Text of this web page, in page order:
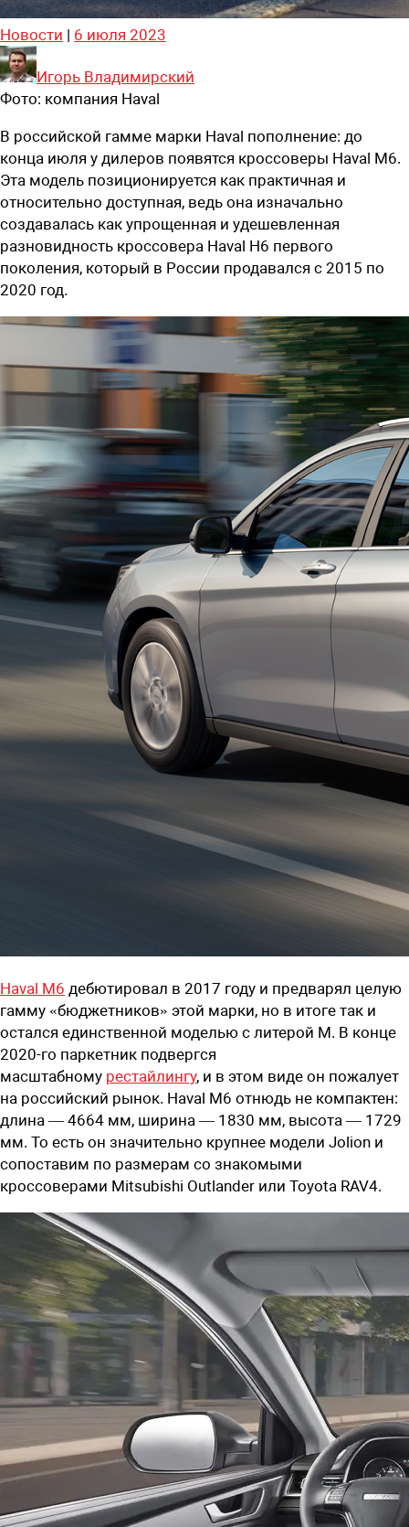
Новости | 6 июля 2023
Игорь Владимирский
Фото: компания Haval
В российской гамме марки Haval пополнение: до
конца июля у дилеров появятся кроссоверы Haval M6.
Эта модель позиционируется как практичная и
относительно доступная, ведь она изначально
создавалась как упрощенная и удешевленная
разновидность кроссовера Haval H6 первого
поколения, который в России продавался с 2015 по
2020 год.
Haval M6 дебютировал в 2017 году и предварял целую
гамму «бюджетников» этой марки, но в итоге так и
остался единственной моделью с литерой M. В конце
2020-го паркетник подвергся
масштабному рестайлингу, и в этом виде он пожалует
на российский рынок. Haval M6 отнюдь не компактен:
длина — 4664 мм, ширина — 1830 мм, высота — 1729
мм. То есть он значительно крупнее модели Jolion и
сопоставим по размерам со знакомыми
кроссоверами Mitsubishi Outlander или Toyota RAV4.